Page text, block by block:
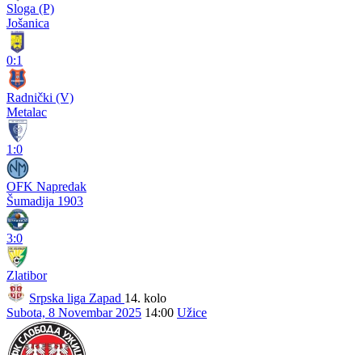
Sloga (P)
Jošanica
0:1
Radnički (V)
Metalac
1:0
OFK Napredak
Šumadija 1903
3:0
Zlatibor
Srpska liga Zapad 14. kolo
Subota, 8 Novembar 2025 14:00 Užice